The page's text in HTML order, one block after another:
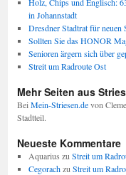
in Johannstadt
Dresdner Stadtrat für
Sollten Sie das HONOR
Senioren ärgern sich über
Streit um Radroute Ost
Mehr Seiten aus
Bei Mein-Striesen.devon
Stadtteil.
Neueste Kommentare
Aquarius zu Streit um
Cegorachzu Streit um